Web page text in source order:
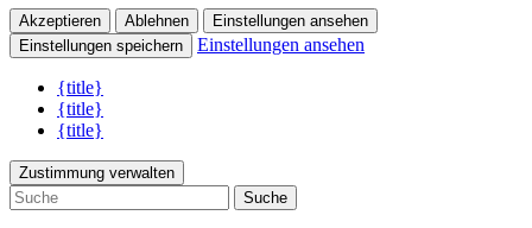
Akzeptieren Ablehnen
Einstellungen ansehen
Einstellungen speichern
Einstellungen ansehen
{title}
{title}
{title}
Zustimmung verwalten
Suche